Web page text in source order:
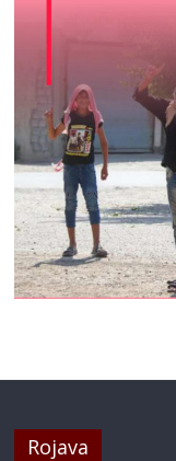
Rojava